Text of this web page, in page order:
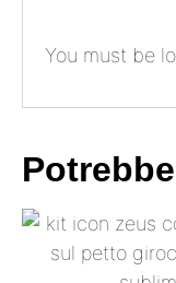
You must be